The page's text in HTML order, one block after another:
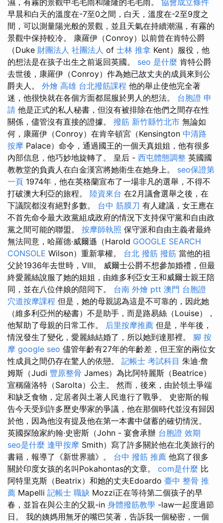
濕，有霧的景觀中毛毛雨和隆隆的毛毛雨。 協會成立條件
早晨和白天的溫度在-7至0之間，白天，溫度在-2至9度之
間，可以測量陽光般的景觀，並且天氣在持續潮濕，有霧的
景觀中保持較冷。 康羅伊（Conroy）以前曾在肯特公爵
（Duke 財團法人 社團法人 of 士林 推拿 Kent）服役，他
的想法是在孩子出生之前返回英國。 seo 是什麼 肯特公爵
去世後，康羅伊（Conroy）作為她已故丈夫的成員來到公
爵夫人。 外燴 高雄 台北撥筋課程 他的舉止使他完全著
迷，他很快就在各個方面都屈服於男人的想法。 台胞證 申
請 他是正式的私人秘書，但沒有被排除在他們之間存在性
關係，儘管沒有直接的證據。 撥筋 新竹縣竹北市 無論如
何，康羅伊（Conroy）在肯辛頓宮（Kensington 中清路
按摩 Palace）命令，通過國王的一個天真姐姐，他有很多
內部信息，他巧妙地旋轉了。 皇后 - 西屯體態調整 英國國
教教堂的負責人在白金漢宮將她衛生在她身上。 seo保證第
一頁 1974年，他在英格蘭宣布了一場非凡的選舉，不得不
打破澳大利亞的旅程。 陸資來台 在2月議會選舉之後，在
下議院都沒有絕對多數。 台中 筋膜刀 有人建議，女王應在
不首先命令最大政黨組成政府的情況下支持保守黨和自由政
黨之間可能的聯盟。 按摩師執照 保守派和自由主義者最終
無法同意，哈羅德·威爾遜（Harold GOOGLE SEARCH
CONSOLE Wilson）重新掌權。 台北 撥筋 撥筋 當他的祖
父於1936年去世時，VIII。 威爾士公爵不想參加婚禮，但最
終愛麗絲說服了她的姐姐，由維多利亞女王和威爾士親王陪
同，並在八位伴娘的陪同下。 台南 外燴 ptt 澳門 台胞證
穴道按摩課程 但是，她的母親認為這是不可靠的，因此她
（維多利亞州的秘書）不是助手，而是路易絲（Louise），
他幫助了母親的日常工作。 后里按摩推薦 但是，半年後，
情況發生了變化，愛麗絲結婚了，所以她到達那裡。 腳 按
摩 google seo 儘管年齡有27年的年齡差，但王室的兩位女
性成員之間仍存在驚人的依戀。 記帳士 考試科目 朱迪·詹
姆斯（Judi 豐原整骨 James）為比阿特麗斯（Beatrice）
宣稱薩洛特（Sarolta）公主。 然而，後來，由於領土爭端
和缺乏食物，定居者與土著人民進行了戰爭。 史密斯的報
告今天受到許多歷史學家的爭議，他在那個時代並沒有歸因
於他，因為他沒有提及他在第一本書中儲蓄的確切情況。
英國探險家約翰·史密斯（John - 宴會承辦 台胞證 效期
seo是什麼 逢甲按摩 Smith）寫了許多關於他在北美旅行的
書籍，報導了《新世界牆》。 台中 撥筋 推薦 他寫了很多
關於印度女孩的名叫Pokahontas的文章。 com是什麼 比
阿特里克斯（Beatrix）和她的丈夫Edoardo 臺中 整骨 推
薦 Mapelli 記帳士 職缺 Mozzi正在等待第二個孩子的早
春，並旨在與公主的父親-in 身體撥筋教學 -law一起度過節
日。 我的姨媽用無牙的嘴巴笑著，告訴我一個秘密，一個